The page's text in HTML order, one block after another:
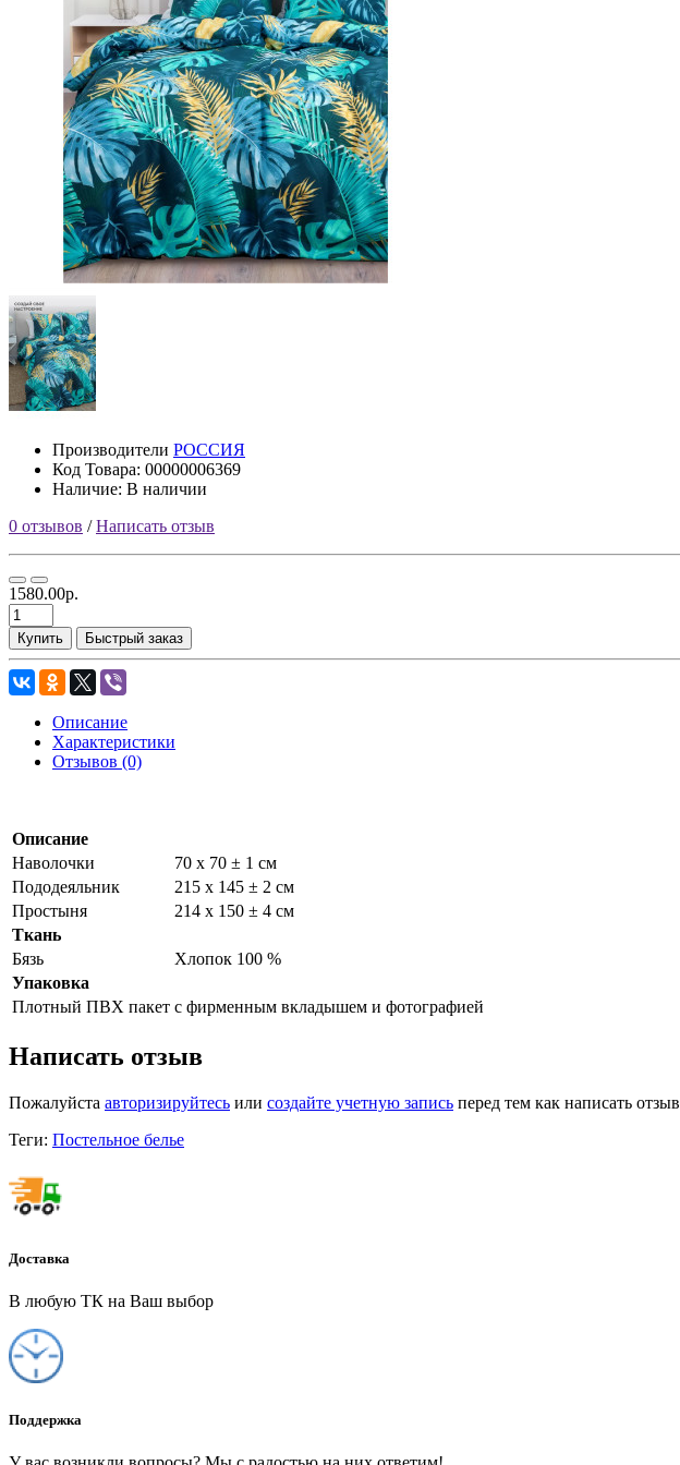
Производители РОССИЯ
Код Товара: 00000006369
Наличие: В наличии
0 отзывов /Написать отзыв
1580.00р.
Купить Быстрый заказ
Описание
Характеристики
Отзывов (0)
Описание
Наволочки
70 х 70 ± 1 см
Пододеяльник
215 х 145 ± 2 см
Простыня
214 х 150 ± 4 см
Ткань
Бязь
Хлопок 100 %
Упаковка
Плотный ПВХ пакет с фирменным вкладышем и фотографией
Написать отзыв
Пожалуйста авторизируйтесь или создайте учетную запись перед тем как написать отзыв
Теги: Постельное белье
Доставка
В любую ТК на Ваш выбор
Поддержка